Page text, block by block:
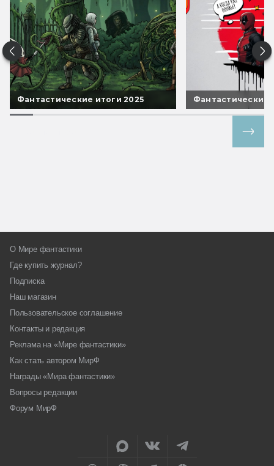
Фантастические итоги 2025 Фантастические
О Мире фантастики
Где купить журнал?
Подписка
Наш магазин
Пользовательское соглашение
Контакты и редакция
Реклама на «Мире фантастики»
Как стать автором МирФ
Награды «Мира фантастики»
Вопросы редакции
Форум МирФ